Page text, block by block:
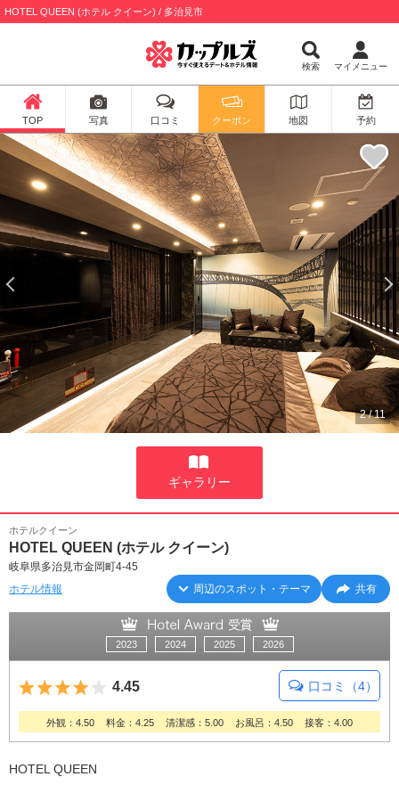
HOTEL QUEEN (ホテル クイーン) / 多治見市
検索 マイメニュー
TOP 写真 口コミ クーポン 地図 予約
2/11
ギャラリー
ホテルクイーン
HOTEL QUEEN (ホテル クイーン)
岐阜県多治見市金岡町4-45
ホテル情報
周辺のスポット・テーマ 共有
2023 2024 2025 2026
5つ星のうち4
4.45 口コミ（4）
外観：4.50 料金：4.25 清潔感：5.00 お風呂：4.50 接客：4.00
HOTEL QUEEN